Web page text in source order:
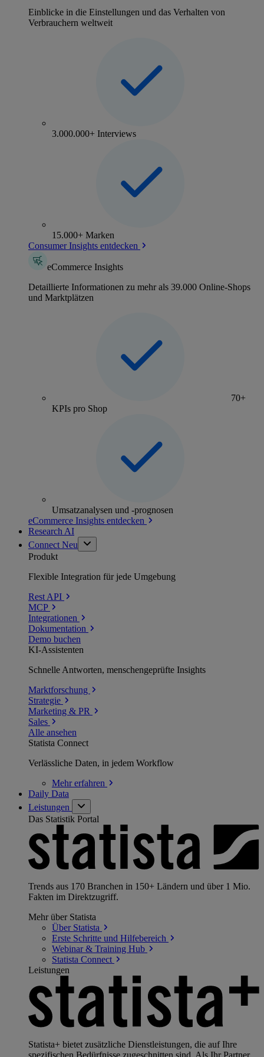
Einblicke in die Einstellungen und das Verhalten von
Verbrauchern weltweit
3.000.000+ Interviews
15.000+ Marken
Consumer Insights entdecken
eCommerce Insights
Detaillierte Informationen zu mehr als 39.000 Online-Shops
und Marktplätzen
70+
KPIs pro Shop
Umsatzanalysen und -prognosen
eCommerce Insights entdecken
Research AI
Connect Neu
Produkt
Flexible Integration für jede Umgebung
Rest API
MCP
Integrationen
Dokumentation
Demo buchen
KI-Assistenten
Schnelle Antworten, menschengeprüfte Insights
Marktforschung
Strategie
Marketing & PR
Sales
Alle ansehen
Statista Connect
Verlässliche Daten, in jedem Workflow
Mehrerfahren
Daily Data
Leistungen
Das Statistik Portal
Trends aus 170 Branchen in 150+ Ländern und über 1 Mio.
Fakten im Direktzugriff.
Mehr über Statista
Über Statista
Erste Schritte und Hilfebereich
Webinar & Training Hub
Statista Connect
Leistungen
Statista+ bietet zusätzliche Dienstleistungen, die auf Ihre
spezifischen Bedürfnisse zugeschnitten sind. Als Ihr Partner